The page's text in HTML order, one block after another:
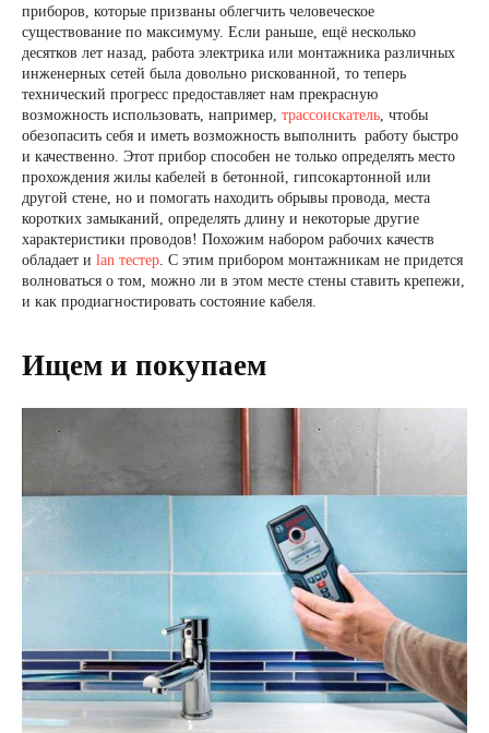
приборов, которые призваны облегчить человеческое
существование по максимуму. Если раньше, ещё несколько
десятков лет назад, работа электрика или монтажника различных
инженерных сетей была довольно рискованной, то теперь
технический прогресс предоставляет нам прекрасную
возможность использовать, например, трассоискатель, чтобы
обезопасить себя и иметь возможность выполнить работу быстро
и качественно. Этот прибор способен не только определять место
прохождения жилы кабелей в бетонной, гипсокартонной или
другой стене, но и помогать находить обрывы провода, места
коротких замыканий, определять длину и некоторые другие
характеристики проводов! Похожим набором рабочих качеств
обладает и lan тестер. С этим прибором монтажникам не придется
волноваться о том, можно ли в этом месте стены ставить крепежи,
и как продиагностировать состояние кабеля.
Ищем и покупаем